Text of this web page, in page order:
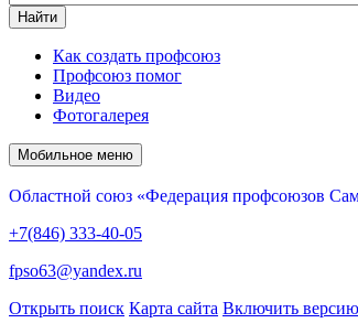
Найти
Как создать профсоюз
Профсоюз помог
Видео
Фотогалерея
Мобильное меню
Областной союз «Федерация профсоюзов
+7(846) 333-40-05
fpso63@yandex.ru
Открыть поиск Карта сайта Включить